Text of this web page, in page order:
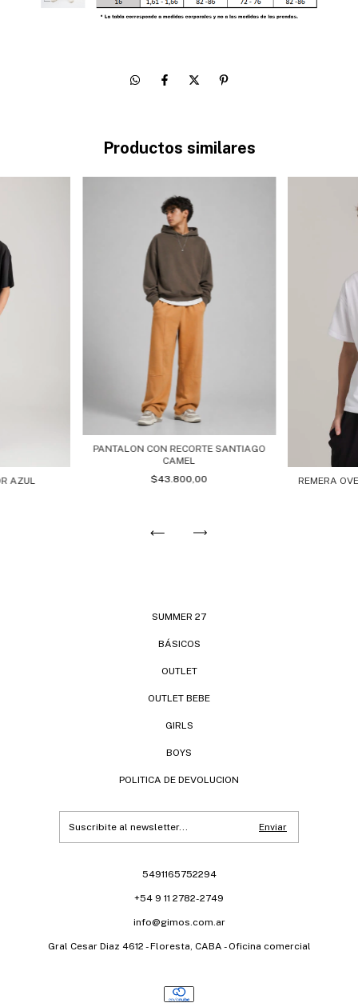
Productos similares
AZUL
PANTALON CON RECORTE SANTIAGO
CAMEL
$43.800,00
REMERA
SUMMER 27
BÁSICOS
OUTLET
OUTLET BEBE
GIRLS
BOYS
POLITICA DE DEVOLUCION
5491165752294
+54 9 11 2782-2749
info@gimos.com.ar
Gral Cesar Diaz 4612 - Floresta, CABA - Oficina comercial